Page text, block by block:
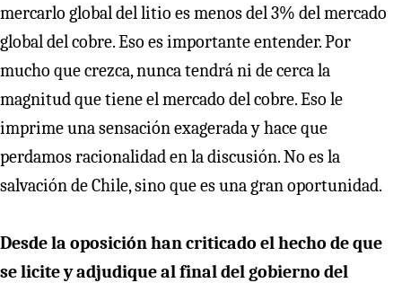
mercarlo global del litio es menos del 3% del mercado
global del cobre. Eso es importante entender. Por
mucho que crezca, nunca tendrá ni de cerca la
magnitud que tiene el mercado del cobre. Eso le
imprime una sensación exagerada y hace que
perdamos racionalidad en la discusión. No es la
salvación de Chile, sino que es una gran oportunidad.
Desde la oposición han criticado el hecho de que
se licite y adjudique al final del gobierno del